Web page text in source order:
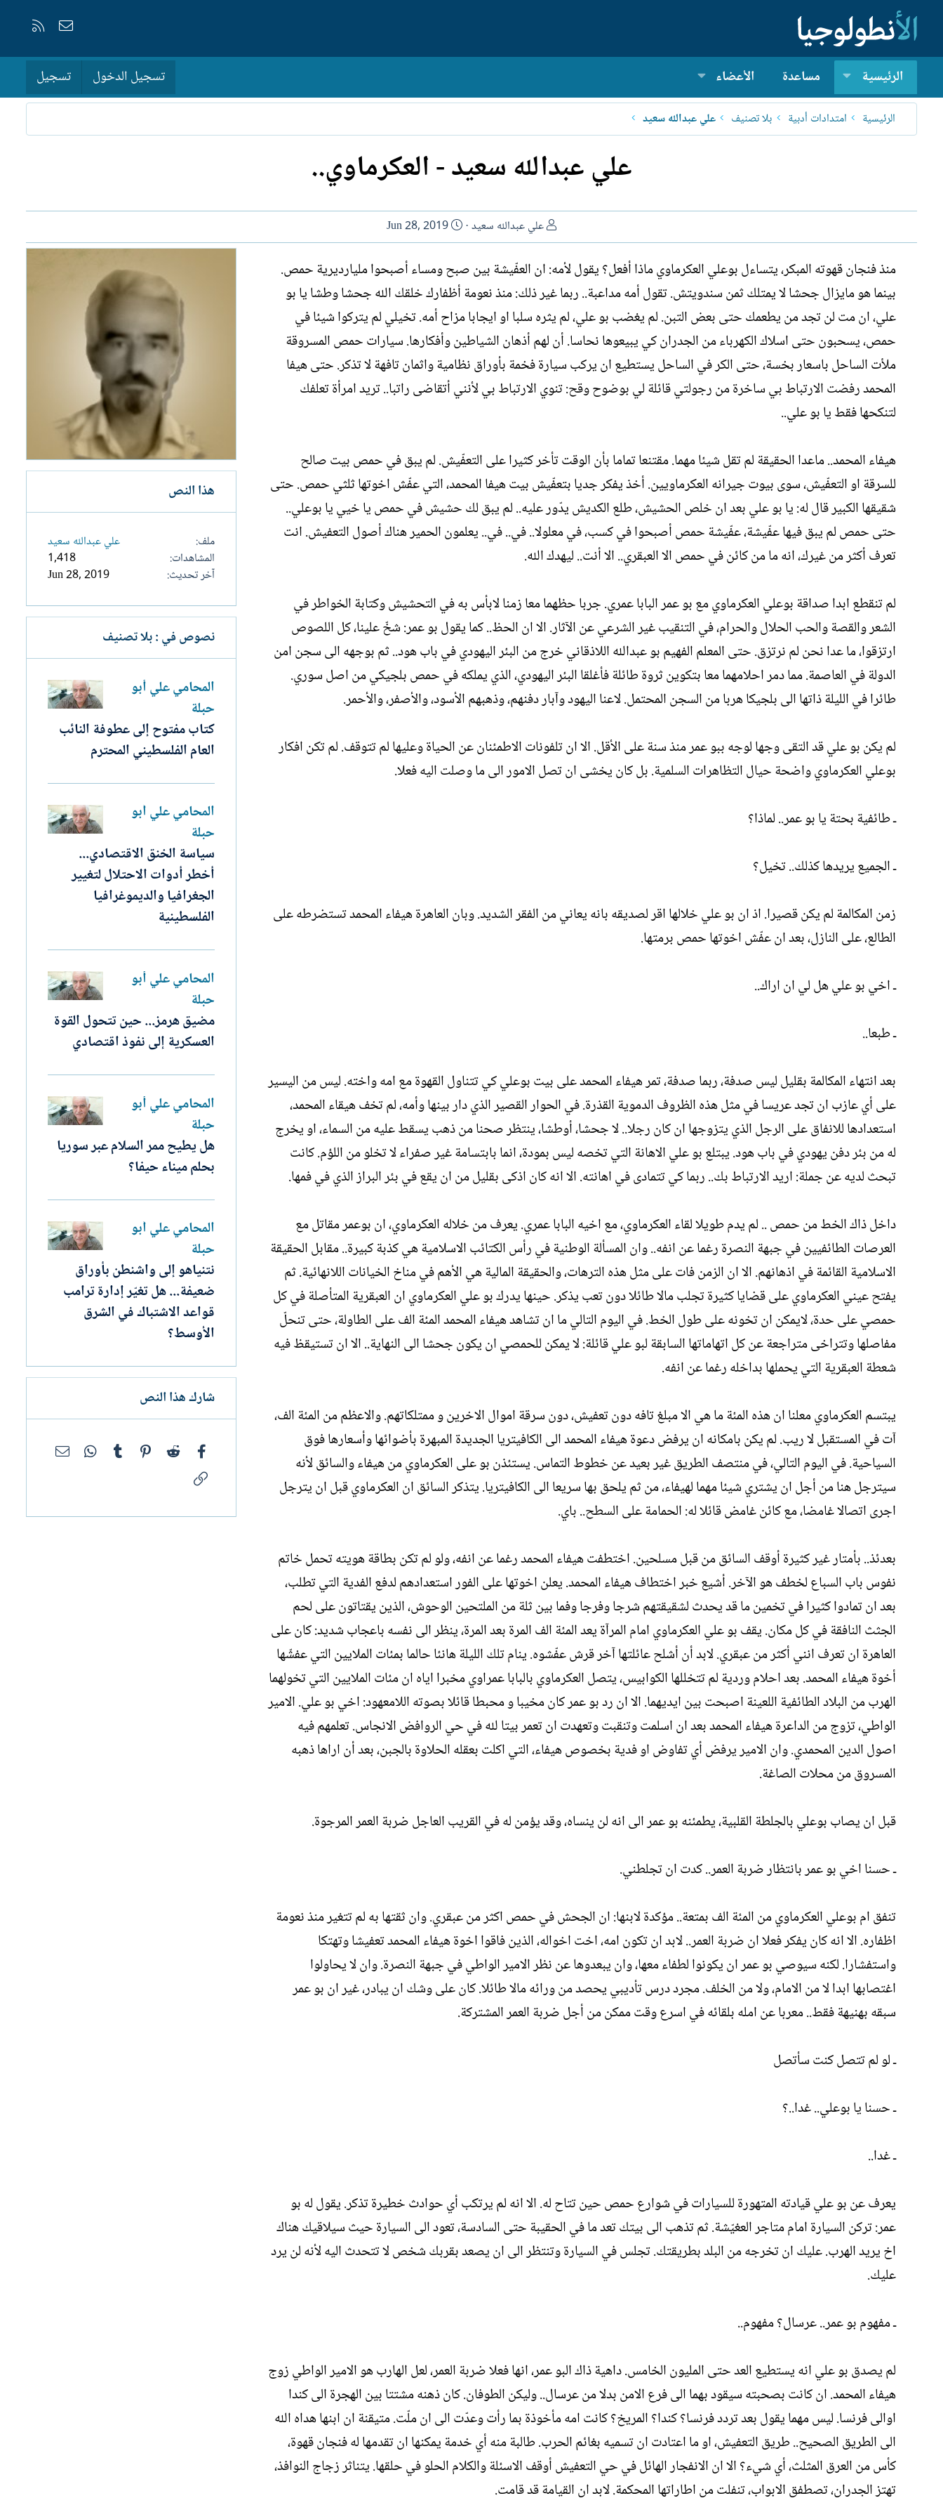
إتصل بنا
الرئيسية مساعدة الأعضاء تسجيل الدخول تسجيل
الرئيسية امتدادات أدبية بلا تصنيف علي عبدالله سعيد
علي عبدالله سعيد - العكرماوي..
ا
ل
ك
ا
ت
علي عبدالله سعيد
ت
ا
ي
خ
ل
إ
ن
ش
ا
Jun 28, 2019
منذ فنجان قهوته المبكر، يتساءل بوعلي العكرماوي ماذا أفعل؟ يقول لأمه: ان العفّيشة بين صبح ومساء أصبحوا مليارديرية حمص.
بينما هو مايزال جحشا لا يمتلك ثمن سندويتش. تقول أمه مداعبة.. ربما غير ذلك: منذ نعومة أظفارك خلقك الله جحشا وطشا يا بو
علي، ان مت لن تجد من يطعمك حتى بعض التبن. لم يغضب بو علي، لم يثره سلبا او ايجابا مزاح أمه. تخيلي لم يتركوا شيئا في
حمص، يسحبون حتى اسلاك الكهرباء من الجدران كي يبيعوها نحاسا. أن لهم أذهان الشياطين وأفكارها. سيارات حمص المسروقة
ملأت الساحل باسعار بخسة، حتى الكر في الساحل يستطيع ان يركب سيارة فخمة بأوراق نظامية واثمان تافهة لا تذكر. حتى هيفا
المحمد رفضت الارتباط بي ساخرة من رجولتي قائلة لي بوضوح وقح: تنوي الارتباط بي لأنني أتقاضى راتبا.. تريد امرأة تعلفك
لتنكحها فقط يا بو علي..
هيفاء المحمد.. ماعدا الحقيقة لم تقل شيئا مهما. مقتنعا تماما بأن الوقت تأخر كثيرا على التعفّيش. لم يبق في حمص بيت صالح
للسرقة او التعفّيش، سوى بيوت جيرانه العكرماويين. أخذ يفكر جديا بتعفّيش بيت هيفا المحمد، التي عفّش اخوتها ثلثي حمص. حتى
شقيقها الكبير قال له: يا بو علي بعد ان خلص الحشيش، طلع الكديش يدّور عليه.. لم يبق لك حشيش في حمص يا خيي يا بوعلي..
حتى حمص لم يبق فيها عفّيشة، عفّيشة حمص أصبحوا في كسب، في معلولا.. في.. في.. يعلمون الحمير هناك أصول التعفيش. انت
تعرف أكثر من غيرك، انه ما من كائن في حمص الا العبقري.. الا أنت.. ليهدك الله.
لم تنقطع ابدا صداقة بوعلي العكرماوي مع بو عمر البابا عمري. جربا حظهما معا زمنا لابأس به في التحشيش وكتابة الخواطر في
الشعر والقصة والحب الحلال والحرام، في التنقيب غير الشرعي عن الآثار. الا ان الحظ.. كما يقول بو عمر: شخّ علينا، كل اللصوص
ارتزقوا، ما عدا نحن لم نرتزق. حتى المعلم الفهيم بو عبدالله اللاذقاني خرج من البئر اليهودي في باب هود.. ثم بوجهه الى سجن امن
الدولة في العاصمة. مما دمر احلامهما معا بتكوين ثروة طائلة فأغلقا البئر اليهودي، الذي يملكه في حمص بلجيكي من اصل سوري.
طائرا في الليلة ذاتها الى بلجيكا هربا من السجن المحتمل. لاعنا اليهود وآبار دفنهم، وذهبهم الأسود، والأصفر، والأحمر.
لم يكن بو علي قد التقى وجها لوجه ببو عمر منذ سنة على الأقل. الا ان تلفونات الاطمئنان عن الحياة وعليها لم تتوقف. لم تكن افكار
بوعلي العكرماوي واضحة حيال التظاهرات السلمية. بل كان يخشى ان تصل الامور الى ما وصلت اليه فعلا.
ـ طائفية بحتة يا بو عمر.. لماذا؟
ـ الجميع يريدها كذلك.. تخيل؟
زمن المكالمة لم يكن قصيرا. اذ ان بو علي خلالها اقر لصديقه بانه يعاني من الفقر الشديد. وبان العاهرة هيفاء المحمد تستضرطه على
الطالع، على النازل، بعد ان عفّش اخوتها حمص برمتها.
ـ اخي بو علي هل لي ان اراك..
ـ طبعا..
بعد انتهاء المكالمة بقليل ليس صدفة، ربما صدفة، تمر هيفاء المحمد على بيت بوعلي كي تتناول القهوة مع امه واخته. ليس من اليسير
على أي عازب ان تجد عريسا في مثل هذه الظروف الدموية القذرة. في الحوار القصير الذي دار بينها وأمه، لم تخف هيقاء المحمد،
استعدادها للانفاق على الرجل الذي يتزوجها ان كان رجلا.. لا جحشا، أوطشا، ينتظر صحنا من ذهب يسقط عليه من السماء، او يخرج
له من بئر دفن يهودي في باب هود. يبتلع بو علي الاهانة التي تخصه ليس بمودة، انما بابتسامة غير صفراء لا تخلو من اللؤم. كانت
تبحث لديه عن جملة: اريد الارتباط بك.. ربما كي تتمادى في اهانته. الا انه كان اذكى بقليل من ان يقع في بئر البراز الذي في فمها.
داخل ذاك الخط من حمص .. لم يدم طويلا لقاء العكرماوي، مع اخيه البابا عمري. يعرف من خلاله العكرماوي، ان بوعمر مقاتل مع
العرصات الطائفيين في جبهة النصرة رغما عن انفه.. وان المسألة الوطنية في رأس الكتائب الاسلامية هي كذبة كبيرة.. مقابل الحقيقة
الاسلامية القائمة في اذهانهم. الا ان الزمن فات على مثل هذه الترهات، والحقيقة المالية هي الأهم في مناخ الخيانات اللانهائية. ثم
يفتح عيني العكرماوي على قضايا كثيرة تجلب مالا طائلا دون تعب يذكر. حينها يدرك بو علي العكرماوي ان العبقرية المتأصلة في كل
حمصي على حدة، لايمكن ان تخونه على طول الخط. في اليوم التالي ما ان تشاهد هيفاء المحمد المئة الف على الطاولة، حتى تنحلّ
مفاصلها وتتراخى متراجعة عن كل اتهاماتها السابقة لبو علي قائلة: لا يمكن للحمصي ان يكون جحشا الى النهاية.. الا ان تستيقظ فيه
شعطة العبقرية التي يحملها بداخله رغما عن انفه.
يبتسم العكرماوي معلنا ان هذه المئة ما هي الا مبلغ تافه دون تعفيش، دون سرقة اموال الاخرين و ممتلكاتهم. والاعظم من المئة الف،
آت في المستقبل لا ريب. لم يكن بامكانه ان يرفض دعوة هيفاء المحمد الى الكافيتريا الجديدة المبهرة بأضوائها وأسعارها فوق
السياحية. في اليوم التالي، في منتصف الطريق غير بعيد عن خطوط التماس. يستئذن بو على العكرماوي من هيفاء والسائق لأنه
سيترجل هنا من أجل ان يشتري شيئا مهما لهيفاء، من ثم يلحق بها سريعا الى الكافيتريا. يتذكر السائق ان العكرماوي قبل ان يترجل
اجرى اتصالا غامضا، مع كائن غامض قائلا له: الحمامة على السطح.. باي.
بعدئذ.. بأمتار غير كثيرة أوقف السائق من قبل مسلحين. اختطفت هيفاء المحمد رغما عن انفه، ولو لم تكن بطاقة هويته تحمل خاتم
نفوس باب السباع لخطف هو الآخر. أشيع خبر اختطاف هيفاء المحمد. يعلن اخوتها على الفور استعدادهم لدفع الفدية التي تطلب،
بعد ان تمادوا كثيرا في تخمين ما قد يحدث لشقيقتهم شرجا وفرجا وفما بين ثلة من الملتحين الوحوش، الذين يقتاتون على لحم
الجثث النافقة في كل مكان. يقف بو علي العكرماوي امام المرآة يعد المئة الف المرة بعد المرة، ينظر الى نفسه باعجاب شديد: كان على
العاهرة ان تعرف انني أكثر من عبقري. لابد أن أشلح عائلتها آخر قرش عفّشوه. ينام تلك الليلة هانئا حالما بمئات الملايين التي عفشّها
أخوة هيفاء المحمد. بعد احلام وردية لم تتخللها الكوابيس، يتصل العكرماوي بالبابا عمراوي مخبرا اياه ان مئات الملايين التي تخولهما
الهرب من البلاد الطائفية اللعينة اصبحت بين ايديهما. الا ان رد بو عمر كان مخيبا و محبطا قائلا بصوته اللامعهود: اخي بو علي. الامير
الواطي، تزوج من الداعرة هيفاء المحمد بعد ان اسلمت وتنقبت وتعهدت ان تعمر بيتا لله في حي الروافض الانجاس. تعلمهم فيه
اصول الدين المحمدي. وان الامير يرفض أي تفاوض او فدية بخصوص هيفاء، التي اكلت بعقله الحلاوة بالجبن، بعد أن اراها ذهبه
المسروق من محلات الصاغة.
قبل ان يصاب بوعلي بالجلطة القلبية، يطمئنه بو عمر الى انه لن ينساه، وقد يؤمن له في القريب العاجل ضربة العمر المرجوة.
ـ حسنا اخي بو عمر بانتظار ضربة العمر.. كدت ان تجلطني.
تنفق ام بوعلي العكرماوي من المئة الف بمتعة.. مؤكدة لابنها: ان الجحش في حمص اكثر من عبقري. وان ثقتها به لم تتغير منذ نعومة
اظفاره. الا انه كان يفكر فعلا ان ضربة العمر.. لابد ان تكون امه، اخت اخواله، الذين فاقوا اخوة هيفاء المحمد تعفيشا وتهتكا
واستفشارا. لكنه سيوصي بو عمر ان يكونوا لطفاء معها، وان يبعدوها عن نظر الامير الواطي في جبهة النصرة. وان لا يحاولوا
اغتصابها ابدا لا من الامام، ولا من الخلف. مجرد درس تأديبي يحصد من ورائه مالا طائلا. كان على وشك ان يبادر، غير ان بو عمر
سبقه بهنيهة فقط.. معربا عن امله بلقائه في اسرع وقت ممكن من أجل ضربة العمر المشتركة.
ـ لو لم تتصل كنت سأتصل
ـ حسنا يا بوعلي.. غدا..؟
ـ غدا..
يعرف عن بو علي قيادته المتهورة للسيارات في شوارع حمص حين تتاح له. الا انه لم يرتكب أي حوادث خطيرة تذكر. يقول له بو
عمر: تركن السيارة امام متاجر العغيّشة. ثم تذهب الى بيتك تعد ما في الحقيبة حتى السادسة، تعود الى السيارة حيث سيلاقيك هناك
اخ يريد الهرب. عليك ان تخرجه من البلد بطريقتك. تجلس في السيارة وتنتظر الى ان يصعد بقربك شخص لا تتحدث اليه لأنه لن يرد
عليك.
ـ مفهوم بو عمر.. عرسال؟ مفهوم..
لم يصدق بو علي انه يستطيع العد حتى المليون الخامس. داهية ذاك البو عمر، انها فعلا ضربة العمر، لعل الهارب هو الامير الواطي زوج
هيفاء المحمد. ان كانت بصحبته سيقود بهما الى فرع الامن بدلا من عرسال.. وليكن الطوفان. كان ذهنه مشتتا بين الهجرة الى كندا
اوالى فرنسا. ليس مهما يقول بعد تردد فرنسا؟ كندا؟ المريخ؟ كانت امه مأخوذة بما رأت وعدّت الى ان ملّت. متيقنة ان ابنها هداه الله
الى الطريق الصحيح.. طريق التعفيش، او ما اعتادت ان تسميه بغائم الحرب. طالبة منه أي خدمة يمكنها ان تقدمها له فنجان قهوة،
كأس من العرق المثلث، أي شيء؟ الا ان الانفجار الهائل في حي التعفيش أوقف الاسئلة والكلام الحلو في حلقها. يتناثر زجاج النوافذ،
تهتز الجدران، تصطفق الابواب، تنفلت من اطاراتها المحكمة. لابد ان القيامة قد قامت.
هذا النص
ملف
علي عبدالله سعيد
المشاهدات
1,418
آخر تحديث
Jun 28, 2019
نصوص في : بلا تصنيف
المحامي علي أبو
حبلة
كتاب مفتوح إلى عطوفة النائب
العام الفلسطيني المحترم
المحامي علي أبو
حبلة
سياسة الخنق الاقتصادي...
أخطر أدوات الاحتلال لتغيير
الجغرافيا والديموغرافيا
الفلسطينية
المحامي علي أبو
حبلة
مضيق هرمز... حين تتحول القوة
العسكرية إلى نفوذ اقتصادي
المحامي علي أبو
حبلة
هل يطيح ممر السلام عبر سوريا
بحلم ميناء حيفا؟
المحامي علي أبو
حبلة
نتنياهو إلى واشنطن بأوراق
ضعيفة... هل تغيّر إدارة ترامب
قواعد الاشتباك في الشرق
الأوسط؟
شارك هذا النص
فيسبوك Reddit
Pinterest
Tumblr
WhatsApp